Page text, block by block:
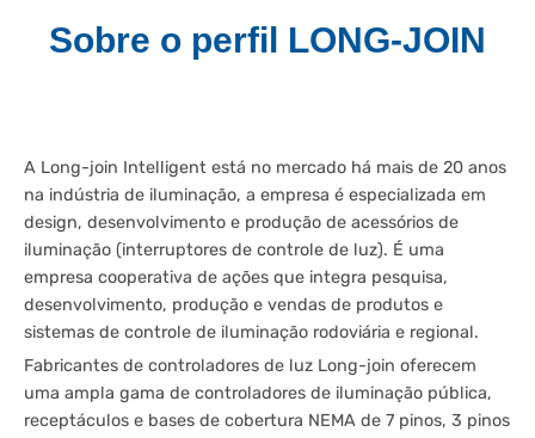
Sobre o perfil LONG-JOIN
A Long-join Intelligent está no mercado há mais de 20 anos
na indústria de iluminação, a empresa é especializada em
design, desenvolvimento e produção de acessórios de
iluminação (interruptores de controle de luz). É uma
empresa cooperativa de ações que integra pesquisa,
desenvolvimento, produção e vendas de produtos e
sistemas de controle de iluminação rodoviária e regional.
Fabricantes de controladores de luz Long-join oferecem
uma ampla gama de controladores de iluminação pública,
receptáculos e bases de cobertura NEMA de 7 pinos, 3 pinos